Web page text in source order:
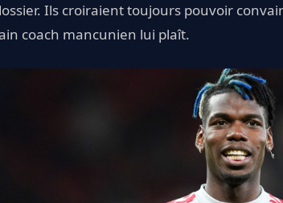
Ils croiraient toujours pouvoir
coach mancunien lui plaît.